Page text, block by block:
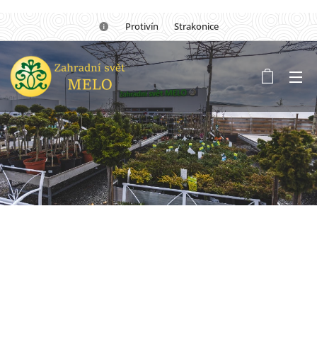
🏡Protivín 🏡 Strakonice